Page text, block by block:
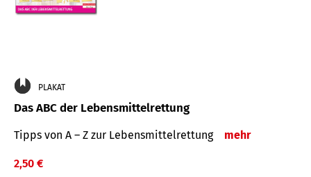
PLAKAT
Das ABC der Lebensmittelrettung
Tipps von A – Z zur Lebensmittelrettung mehr
2,50 €